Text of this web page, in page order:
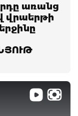
առանց
վրաերթի